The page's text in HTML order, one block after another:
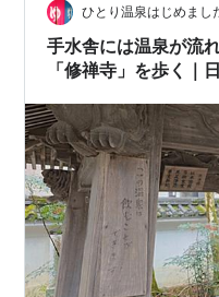
は初めて見ました。 歴
の不思議なギャップに
ひとり温泉はじめまし
手水舎には温泉が流
「修禅寺」を歩く｜